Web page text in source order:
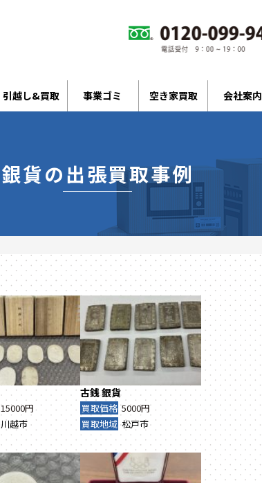
引越し&買取 事業ゴミ 空き家買取 会社案内
銀貨の出張買取事例
15000円
川越市
古銭銀貨
買取価格 5000円
買取地域 松戸市